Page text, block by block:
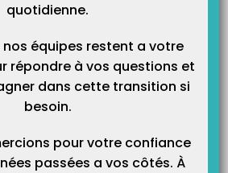
quotidienne.
nos équipes restent a votre
répondre à vos questions et
dans cette transition si
besoin.
pour votre confiance
passées a vos côtés. À